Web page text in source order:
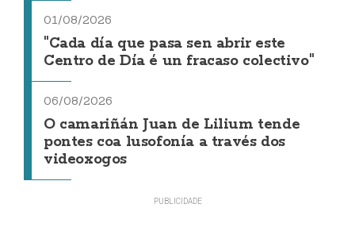
01/08/2026
"Cada día que pasa sen abrir este
Centro de Día é un fracaso colectivo"
06/08/2026
O camariñán Juan de Lilium tende
pontes coa lusofonía a través dos
videoxogos